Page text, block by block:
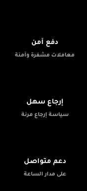
دفع آمن
معاملات مشفرة وآمنة
إرجاع سهل
سياسة إرجاع مرنة
دعم متواصل
على مدار الساعة